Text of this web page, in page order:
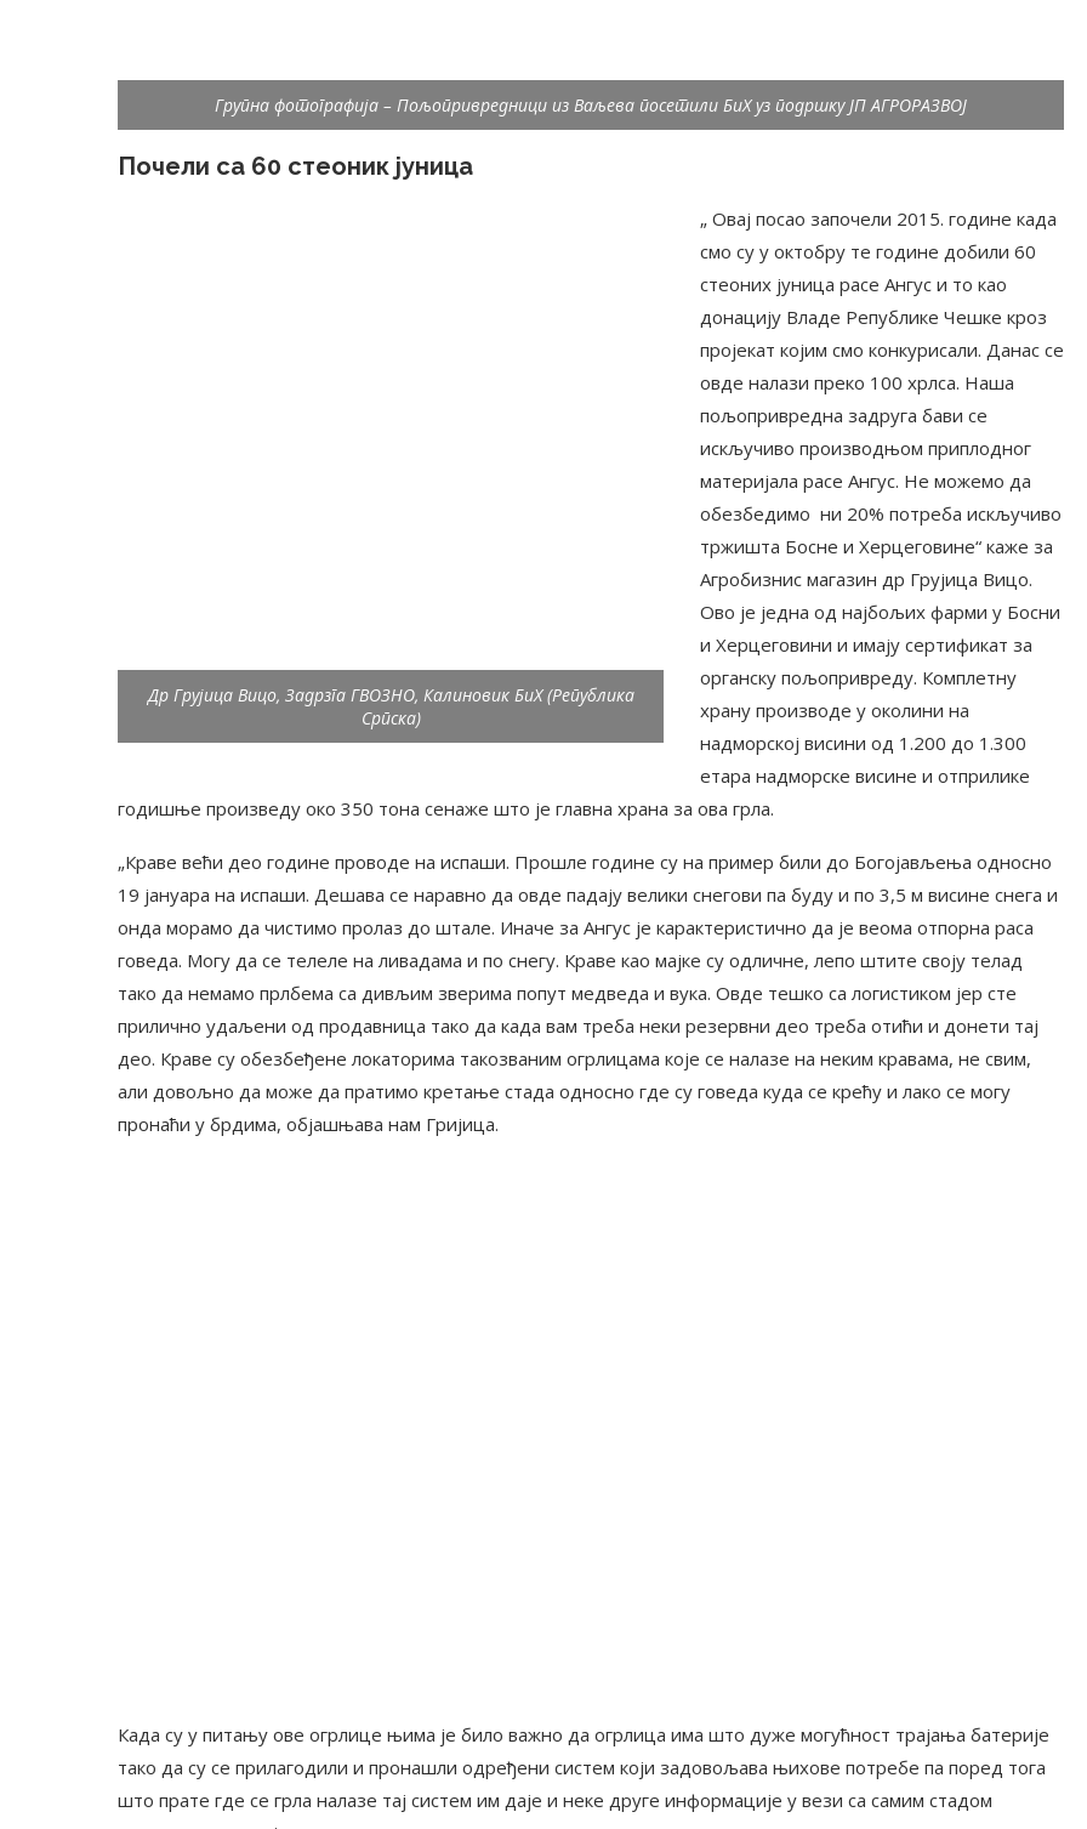
Групна фотографија – Пољопривредници из Ваљева посетили БиХ уз подршку ЈП АГРОРАЗВОЈ
Почели са 60 стеоник јуница
Др Грујица Вицо, Задрзга ГВОЗНО, Калиновик БиХ (Република
Српска)
„ Овај посао започели 2015. године када
смо су у октобру те године добили 60
стеоних јуница расе Ангус и то као
донацију Владе Републике Чешке кроз
пројекат којим смо конкурисали. Данас се
овде налази преко 100 хрлса. Наша
пољопривредна задруга бави се
искључиво производњом приплодног
материјала расе Ангус. Не можемо да
обезбедимо ни 20% потреба искључиво
тржишта Босне и Херцеговине“ каже за
Агробизнис магазин др Грујица Вицо.
Ово је једна од најбољих фарми у Босни
и Херцеговини и имају сертификат за
органску пољопривреду. Комплетну
храну производе у околини на
надморској висини од 1.200 до 1.300
етара надморске висине и отприлике
годишње произведу око 350 тона сенаже што је главна храна за ова грла.
„Краве већи део године проводе на испаши. Прошле године су на пример били до Богојављења односно
19 јануара на испаши. Дешава се наравно да овде падају велики снегови па буду и по 3,5 м висине снега и
онда морамо да чистимо пролаз до штале. Иначе за Ангус је карактеристично да је веома отпорна раса
говеда. Могу да се телеле на ливадама и по снегу. Краве као мајке су одличне, лепо штите своју телад
тако да немамо прлбема са дивљим зверима попут медведа и вука. Овде тешко са логистиком јер сте
прилично удаљени од продавница тако да када вам треба неки резервни део треба отићи и донети тај
део. Краве су обезбеђене локаторима такозваним огрлицама које се налазе на неким кравама, не свим,
али довољно да може да пратимо кретање стада односно где су говеда куда се крећу и лако се могу
пронаћи у брдима, објашњава нам Гријица.
Када су у питању ове огрлице њима је било важно да огрлица има што дуже могућност трајања батерије
тако да су се прилагодили и пронашли одређени систем који задовољава њихове потребе па поред тога
што прате где се грла налазе тај систем им даје и неке друге информације у вези са самим стадом